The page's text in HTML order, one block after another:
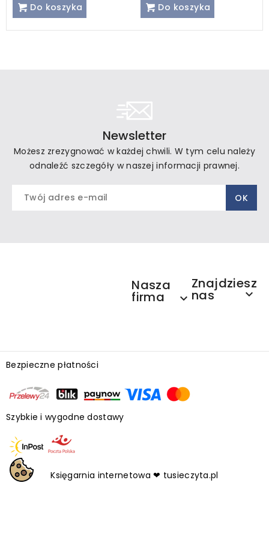
Do koszyka Do koszyka
Newsletter
Możesz zrezygnować w każdej chwili. W tym celu należy
odnaleźć szczegóły w naszej informacji prawnej.
Nasza
firma 
Znajdziesz
nas 
Bezpieczne płatności
Szybkie i wygodne dostawy
Księgarnia internetowa ❤ tusieczyta.pl